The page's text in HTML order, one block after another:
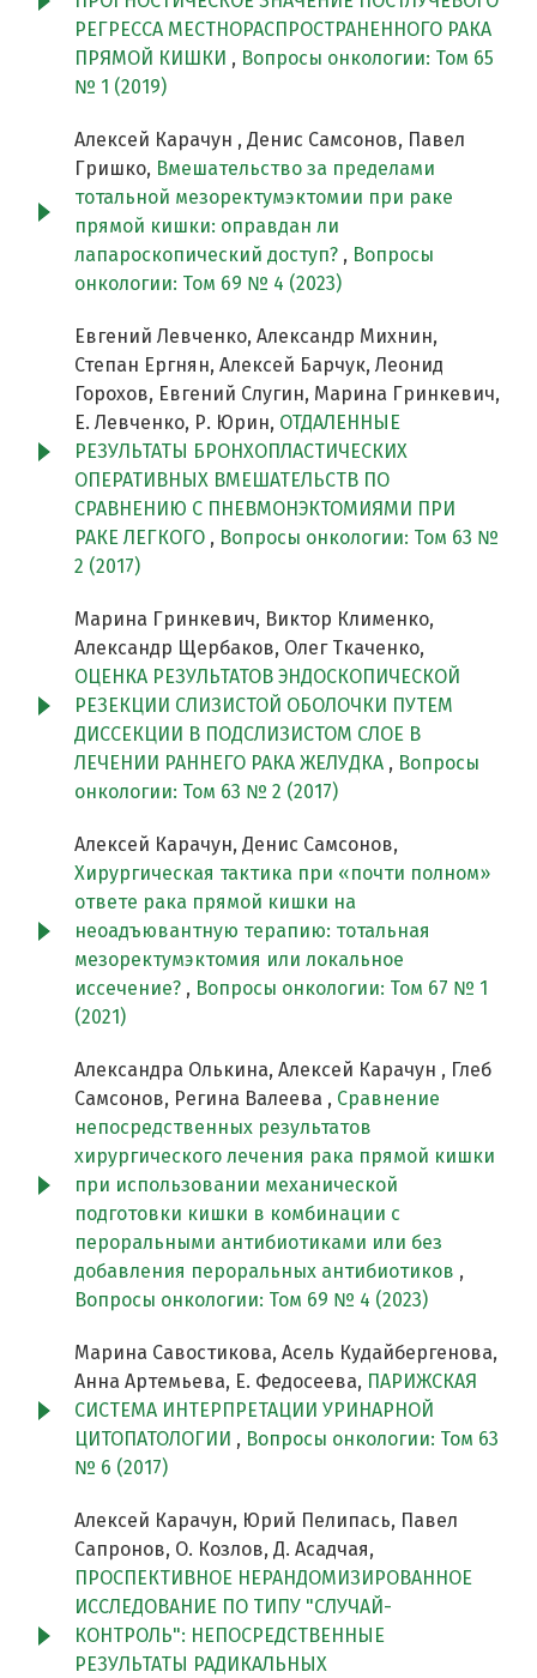
РЕГРЕССА МЕСТНОРАСПРОСТРАНЕННОГО РАКА
ПРЯМОЙ КИШКИ , Вопросы онкологии: Том 65
№ 1 (2019)
Алексей Карачун , Денис Самсонов, Павел
Гришко, Вмешательство за пределами
тотальной мезоректумэктомии при раке
прямой кишки: оправдан ли
лапароскопический доступ? , Вопросы
онкологии: Том 69 № 4 (2023)
Евгений Левченко, Александр Михнин,
Степан Ергнян, Алексей Барчук, Леонид
Горохов, Евгений Слугин, Марина Гринкевич,
Е. Левченко, Р. Юрин, ОТДАЛЕННЫЕ
РЕЗУЛЬТАТЫ БРОНХОПЛАСТИЧЕСКИХ
ОПЕРАТИВНЫХ ВМЕШАТЕЛЬСТВ ПО
СРАВНЕНИЮ С ПНЕВМОНЭКТОМИЯМИ ПРИ
РАКЕ ЛЕГКОГО , Вопросы онкологии: Том 63 №
2 (2017)
Марина Гринкевич, Виктор Клименко,
Александр Щербаков, Олег Ткаченко,
ОЦЕНКА РЕЗУЛЬТАТОВ ЭНДОСКОПИЧЕСКОЙ
РЕЗЕКЦИИ СЛИЗИСТОЙ ОБОЛОЧКИ ПУТЕМ
ДИССЕКЦИИ В ПОДСЛИЗИСТОМ СЛОЕ В
ЛЕЧЕНИИ РАННЕГО РАКА ЖЕЛУДКА , Вопросы
онкологии: Том 63 № 2 (2017)
Алексей Карачун, Денис Самсонов,
Хирургическая тактика при «почти полном»
ответе рака прямой кишки на
неоадъювантную терапию: тотальная
мезоректумэктомия или локальное
иссечение? , Вопросы онкологии: Том 67 № 1
(2021)
Александра Олькина, Алексей Карачун , Глеб
Самсонов, Регина Валеева , Сравнение
непосредственных результатов
хирургического лечения рака прямой кишки
при использовании механической
подготовки кишки в комбинации с
пероральными антибиотиками или без
добавления пероральных антибиотиков ,
Вопросы онкологии: Том 69 № 4 (2023)
Марина Савостикова, Асель Кудайбергенова,
Анна Артемьева, Е. Федосеева, ПАРИЖСКАЯ
СИСТЕМА ИНТЕРПРЕТАЦИИ УРИНАРНОЙ
ЦИТОПАТОЛОГИИ , Вопросы онкологии: Том 63
№ 6 (2017)
Алексей Карачун, Юрий Пелипась, Павел
Сапронов, О. Козлов, Д. Асадчая,
ПРОСПЕКТИВНОЕ НЕРАНДОМИЗИРОВАННОЕ
ИССЛЕДОВАНИЕ ПО ТИПУ "СЛУЧАЙ-
КОНТРОЛЬ": НЕПОСРЕДСТВЕННЫЕ
РЕЗУЛЬТАТЫ РАДИКАЛЬНЫХ